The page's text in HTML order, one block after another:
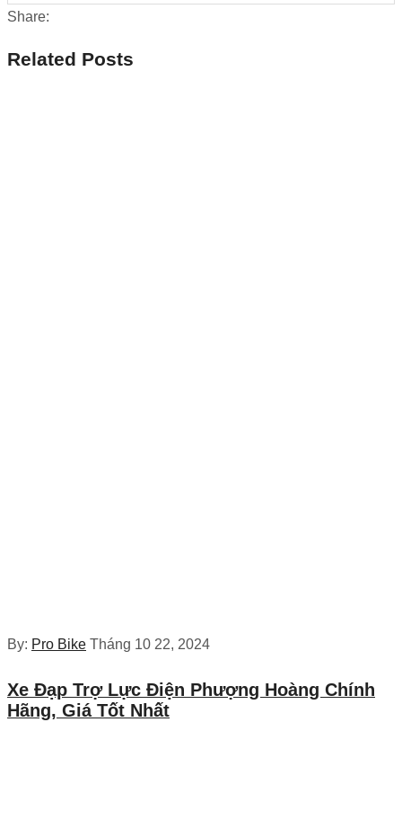
Share:
Related Posts
By: Pro Bike Tháng 10 22, 2024
Xe Đạp Trợ Lực Điện Phượng Hoàng Chính
Hãng, Giá Tốt Nhất